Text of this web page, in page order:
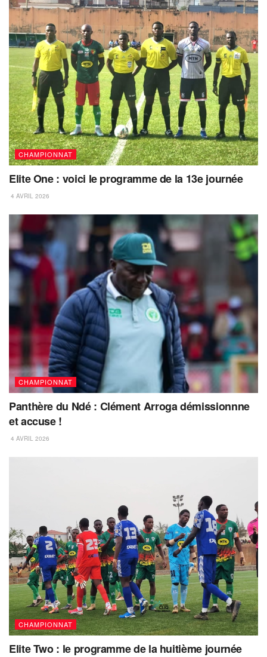
CHAMPIONNAT
Elite One : voici le programme de la 13e journée
4 AVRIL 2026
CHAMPIONNAT
Panthère du Ndé : Clément Arroga démissionnne
et accuse !
4 AVRIL 2026
CHAMPIONNAT
Elite Two : le programme de la huitième journée